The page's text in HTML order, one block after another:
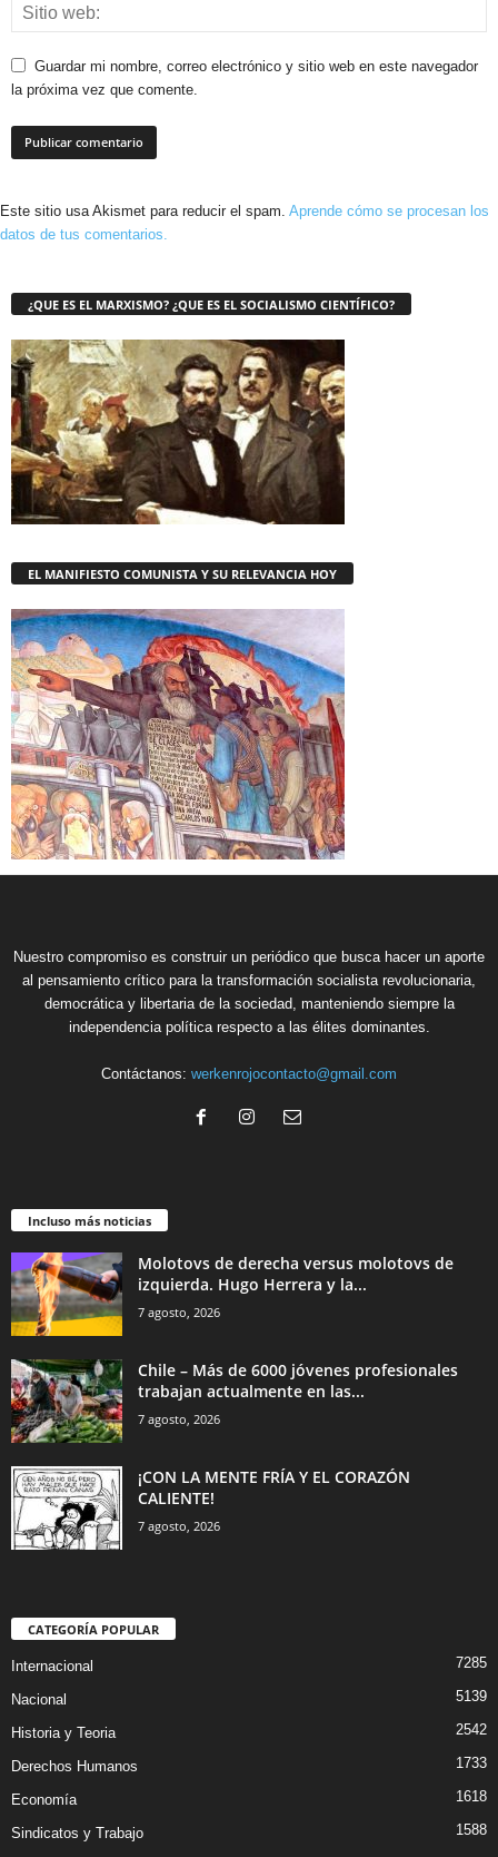
Guardar mi nombre, correo electrónico y sitio web en este navegador
la próxima vez que comente.
Este sitio usa Akismet para reducir el spam. Aprende cómo se procesan los
datos de tus comentarios.
¿QUE ES EL MARXISMO? ¿QUE ES EL SOCIALISMO CIENTÍFICO?
EL MANIFIESTO COMUNISTA Y SU RELEVANCIA HOY
Nuestro compromiso es construir un periódico que busca hacer un aporte
al pensamiento crítico para la transformación socialista revolucionaria,
democrática y libertaria de la sociedad, manteniendo siempre la
independencia política respecto a las élites dominantes.
Contáctanos: werkenrojocontacto@gmail.com
Incluso más noticias
Molotovs de derecha versus molotovs de
izquierda. Hugo Herrera y la...
7 agosto, 2026
Chile – Más de 6000 jóvenes profesionales
trabajan actualmente en las...
7 agosto, 2026
¡CON LA MENTE FRÍA Y EL CORAZÓN
CALIENTE!
7 agosto, 2026
CATEGORÍA POPULAR
Internacional 7285
Nacional 5139
Historia y Teoria 2542
Derechos Humanos 1733
Economía 1618
Sindicatos y Trabajo
1588